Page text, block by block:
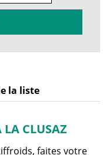
la liste
LA CLUSAZ
faites votre